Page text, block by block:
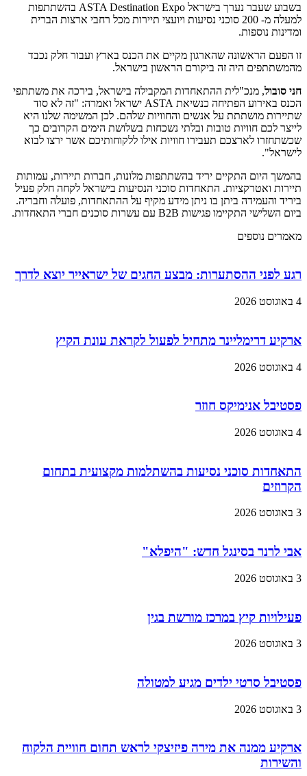
בשבוע שעבר נערך בישראל ASTA Destination Expo בהשתתפות
למעלה מ- 200 סוכני נסיעות ויועצי תיירות מכל רחבי ארצות הברית
ומדינות נוספות.
זו הפעם הראשונה שהארגון מקיים את הכנס בארץ ועבור חלק נכבד
מהמשתתפים היה זה ביקורם הראשון בישראל.
חני סובול, מנכ"לית ההתאחדות המקבילה בישראל, בירכה את משתתפי
הכנס באירוע הפתיחה כנשיאת ASTA ישראל ואמרה: "זה לא סוד
שתיירות מושתתת על אנשים והחוויות שלהם. לכן המשימה שלנו היא
לייצר לכם חוויות טובות ובלתי נשכחות בשלושת הימים הקרובים כך
שכשתחזרו לארצכם תעבירו חוויות אילו ללקוחותיכם אשר ירצו לבוא
לישראל".
בהמשך היום התקיים יריד בהשתתפות מלונות, חברות תיירות, עמותות
תיירות ואטרקציות. התאחדות סוכני הנסיעות בישראל לקחה חלק פעיל
ביריד והעמידה ביתן בו ניתן מידע מקיף על ההתאחדות, פועלה וחבריה.
ביום השלישי התקיימו פגישות B2B עם עשרות סוכנים חברי התאחדות.
מאמרים נוספים
רגע לפני ההסתערות: מבצע החגים של ישראייר יוצא לדרך
4 באוגוסט 2026
ארקיע דרימליינר מתחיל לפעול לקראת עונת הקיץ
4 באוגוסט 2026
פסטיבל אנימיקס חוזר
4 באוגוסט 2026
התאחדות סוכני נסיעות בהשתלמות מקצועית בתחום
הקרוזים
3 באוגוסט 2026
אבי לרנר בסינגל חדש: "היפלא"
3 באוגוסט 2026
פעילויות קיץ במרכז מורשת בגין
3 באוגוסט 2026
פסטיבל סרטי ילדים מגיע למטולה
3 באוגוסט 2026
ארקיע ממנה את מירה פיזיצקי לראש תחום חוויית הלקוח
והשירות